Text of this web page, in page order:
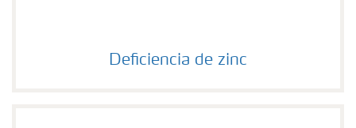
Deficiencia de zinc
Deficiencia de zinc